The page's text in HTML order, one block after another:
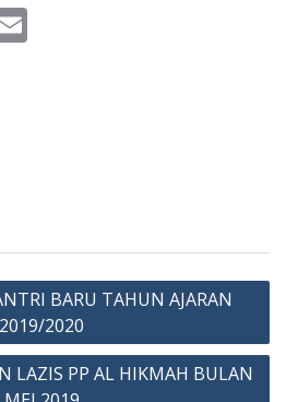
BARU TAHUN AJARAN
2019/2020
LAZIS PP AL HIKMAH BULAN